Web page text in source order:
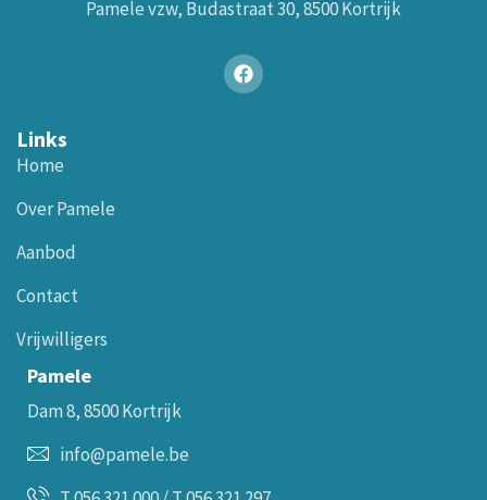
Pamele vzw, Budastraat 30, 8500 Kortrijk
Links
Home
Over Pamele
Aanbod
Contact
Vrijwilligers
Pamele
Dam 8, 8500 Kortrijk
info@pamele.be